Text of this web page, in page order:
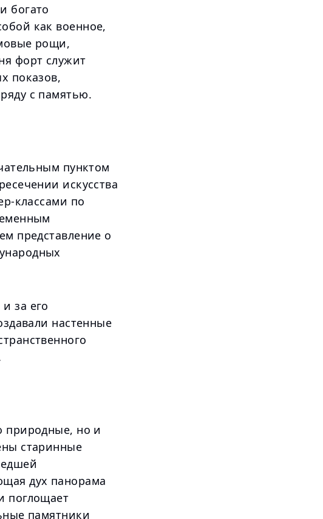
богато
как военное,
рощи,
форт служит
показов,
с памятью.
пунктом
искусства
классами по
представление о
за его
настенные
природные, но и
старинные
дух панорама
поглощает
памятники